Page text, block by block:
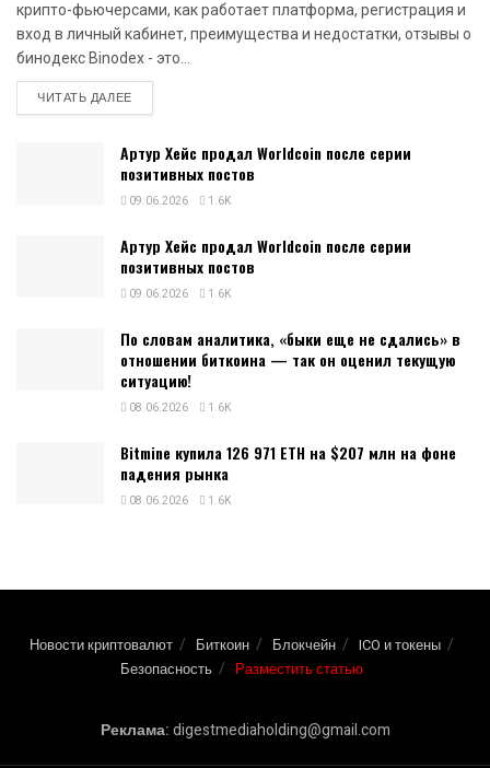
крипто-фьючерсами, как работает платформа, регистрация и
вход в личный кабинет, преимущества и недостатки, отзывы о
бинодекс Binodex - это...
ЧИТАТЬ ДАЛЕЕDETAILS
Артур Хейс продал Worldcoin после серии
позитивных постов
09.06.2026 1.6K
Артур Хейс продал Worldcoin после серии
позитивных постов
09.06.2026 1.6K
По словам аналитика, «быки еще не сдались» в
отношении биткоина — так он оценил текущую
ситуацию!
08.06.2026 1.6K
Bitmine купила 126 971 ETH на $207 млн на фоне
падения рынка
08.06.2026 1.6K
Новости криптовалют Биткоин Блокчейн
ICO и токены
Безопасность
Разместить статью
Реклама:digestmediaholding@gmail.com